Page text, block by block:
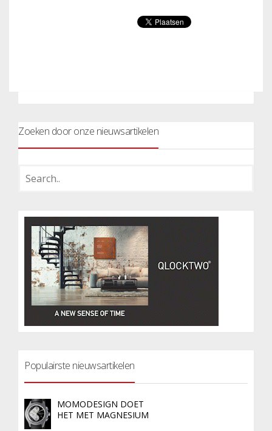
Zoeken door onze nieuwsartikelen
Populairste nieuwsartikelen
MOMODESIGN DOET
HET MET MAGNESIUM